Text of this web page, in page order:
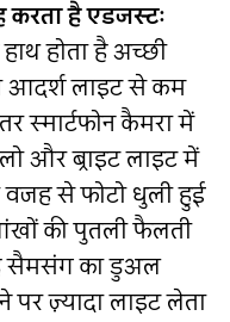
है एडजस्टः
होता है अच्छी
आदर्श लाइट से कम
स्मार्टफोन कैमरा में
और ब्राइट लाइट में
से फोटो धुली हुई
की पुतली फैलती
सैमसंग का डुअल
पर ज़्यादा लाइट लेता